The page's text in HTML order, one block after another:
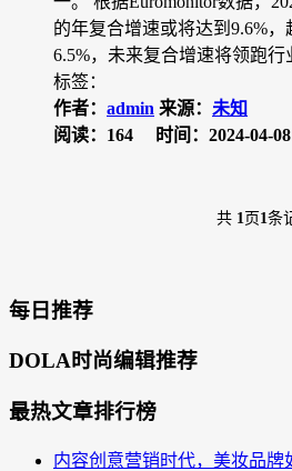
的年复合增速或将达到9.6%
6.5%，未来复合增速将领跑
标签：
作者： admin 来源： 未知
阅读：164
时间：2024-04-
共 1 页 1 条
每日推荐
DOLA时尚编辑推荐
最热文章排行榜
内容创意营销时代，美妆品牌